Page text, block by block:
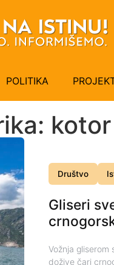
POLITIKA
kotor
Društvo
Gliseri
Vožnja
dožive čari